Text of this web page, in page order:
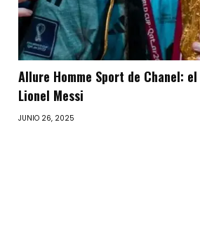
Allure Homme Sport de Chanel:
Lionel Messi
JUNIO 26, 2025